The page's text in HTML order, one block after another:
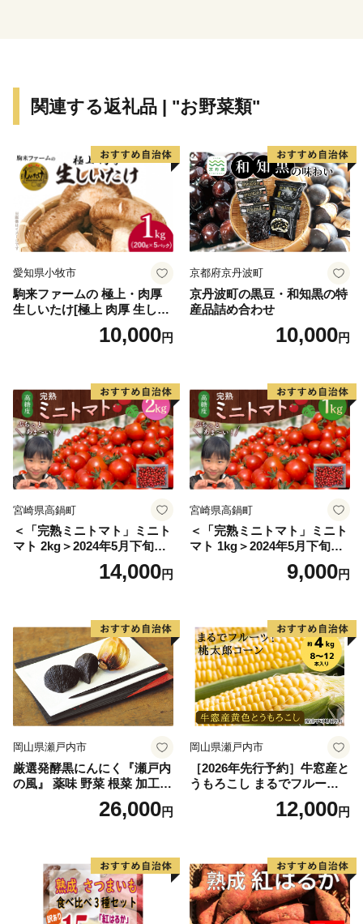
ます。
り揃えました。
本市の趣意に賛同してくださる皆さま、真に千葉市を応
援してくださる皆さま、どうか、千葉市へお気持ちをお
寄せください。心よりお待ちしております。
関連する返礼品 | "お野菜類"
愛知県小牧市
駒来ファームの 極上・肉厚
生しいたけ[極上 肉厚 生しい
たけ 生シイタケ 生椎茸 安心
安全 国産 採れたて 新鮮 きの
10,000円
京都府京丹波町
京丹波町の黒豆・和知黒の特
産品詰め合わせ
10,000円
宮崎県高鍋町
＜「完熟ミニトマト」ミニト
マト 2kg＞2024年5月下旬迄
に順次出荷 野菜ソムリエサ
ミット アルル・リリカ共に
県 高鍋町産 産地直送 有機肥
料使用 高糖度 西森農園
14,000円
宮崎県高鍋町
＜「完熟ミニトマト」ミニト
マト 1kg＞2024年5月下旬迄
に順次出荷 野菜ソムリエサ
ミット アルル・リリカ共に
県 高鍋町産 産地直送 有機肥
料使用 高糖度 西森農園
9,000円
岡山県瀬戸内市
厳選発酵黒にんにく『瀬戸内
の風』 薬味 野菜 根菜 加工食
26,000円
岡山県瀬戸内市
［2026年先行予約］牛窓産と
うもろこし まるでフルー
ツ！最高糖度25度超え 生で
甘い、茹でて美味い！ 黄色
野菜
12,000円